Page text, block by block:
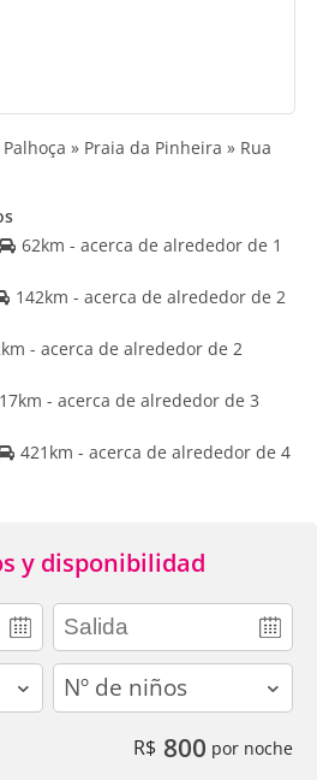
» Praia da Pinheira » Rua
62km - acerca de alrededor de 1
142km - acerca de alrededor de 2
- acerca de alrededor de 2
- acerca de alrededor de 3
421km - acerca de alrededor de 4
y disponibilidad
children
R$ 800 por noche